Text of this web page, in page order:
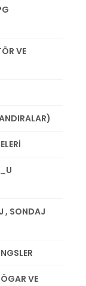
VE
, SONDAJ
VE